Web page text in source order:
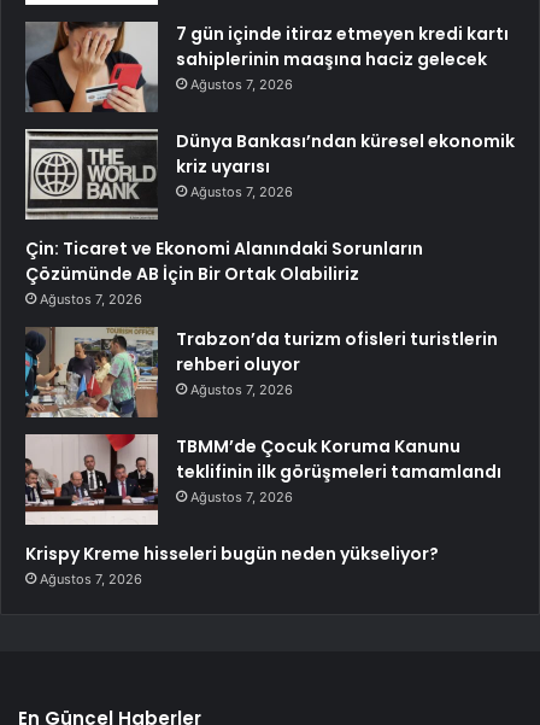
7 gün içinde itiraz etmeyen kredi kartı
sahiplerinin maaşına haciz gelecek
Ağustos 7, 2026
Dünya Bankası’ndan küresel ekonomik
kriz uyarısı
Ağustos 7, 2026
Çin: Ticaret ve Ekonomi Alanındaki Sorunların
Çözümünde AB İçin Bir Ortak Olabiliriz
Ağustos 7, 2026
Trabzon’da turizm ofisleri turistlerin
rehberi oluyor
Ağustos 7, 2026
TBMM’de Çocuk Koruma Kanunu
teklifinin ilk görüşmeleri tamamlandı
Ağustos 7, 2026
Krispy Kreme hisseleri bugün neden yükseliyor?
Ağustos 7, 2026
En Güncel Haberler